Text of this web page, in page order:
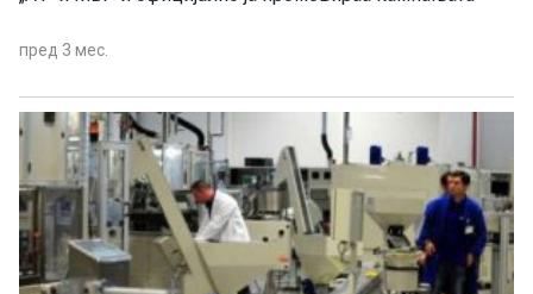
пред 3 мес.